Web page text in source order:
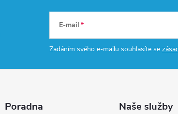
E-mail
Zadáním svého e-mailu souhlasíte se
Poradna Naše služby